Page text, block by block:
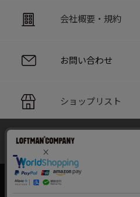
会社概要・規約
お問い合わせ
ショップリスト
PC版サイト
当サイトでは利用体験の向上およ
ラフィックの分析を目的として
サイトの閲覧を継続された場合、
のといたします。
詳細については